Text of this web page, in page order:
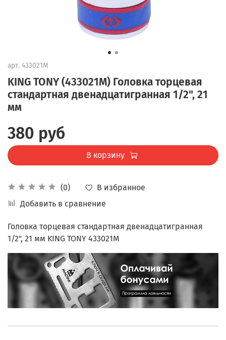
арт. 433021M
KING TONY (433021M) Головка торцевая
стандартная двенадцатигранная 1/2", 21
мм
(0)
В избранное
Добавить в сравнение
380 руб
В корзину
Головка торцевая стандартная двенадцатигранная
1/2", 21 мм KING TONY 433021M